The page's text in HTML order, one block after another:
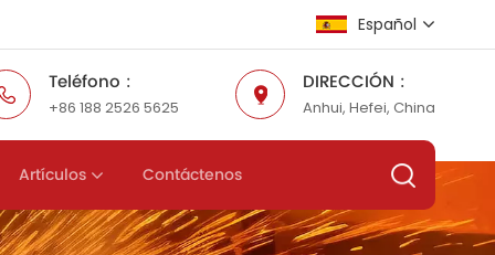
Español
English
Español
Teléfono :
+86 188 2526 5625
DIRECCIÓN :
Anhui, Hefei, China
Artículos Contáctenos